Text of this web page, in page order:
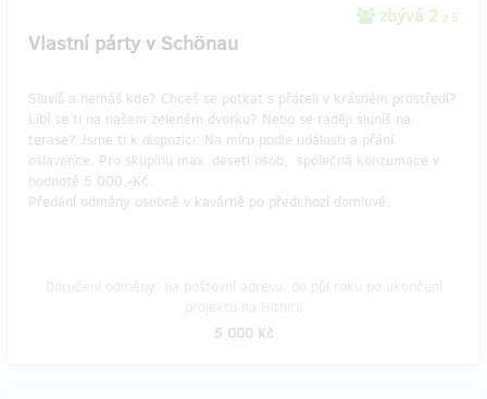
zbývá 2 z 5
Vlastní párty v Schönau
Slavíš a nemáš kde? Chceš se potkat s přáteli v krásném prostředí?
Líbí se ti na našem zeleném dvorku? Nebo se raději sluníš na
terase? Jsme ti k dispozici. Na míru podle události a přání
oslavence. Pro skupinu max. deseti osob, společná konzumace v
hodnotě 5.000,-Kč.
Předání odměny osobně v kavárně po předchozí domluvě.
5 000 Kč